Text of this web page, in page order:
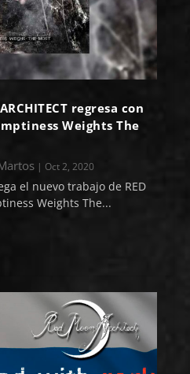
regresa con
Weights The
| Oct 2, 2020
el nuevo trabajo de RED
Weights The...